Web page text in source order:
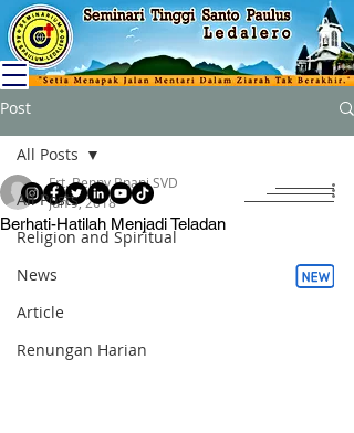
Post
All Posts
Religion and Spiritual
News
Article
Renungan Harian
All Posts
Berhati-Hatilah Menjadi Teladan
Frt. Benny Bnani SVD
Jun 9, 2018